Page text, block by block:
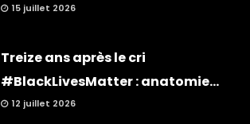
15 juillet 2026
Treize ans après le cri
#BlackLivesMatter : anatomie...
12 juillet 2026